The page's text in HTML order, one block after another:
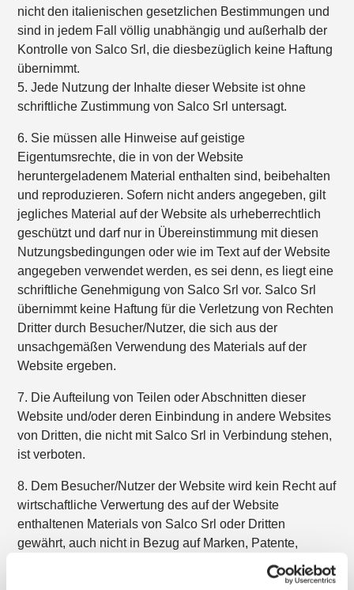
nicht den italienischen gesetzlichen Bestimmungen und
sind in jedem Fall völlig unabhängig und außerhalb der
Kontrolle von Salco Srl, die diesbezüglich keine Haftung
übernimmt.
5. Jede Nutzung der Inhalte dieser Website ist ohne
schriftliche Zustimmung von Salco Srl untersagt.
6. Sie müssen alle Hinweise auf geistige
Eigentumsrechte, die in von der Website
heruntergeladenem Material enthalten sind, beibehalten
und reproduzieren. Sofern nicht anders angegeben, gilt
jegliches Material auf der Website als urheberrechtlich
geschützt und darf nur in Übereinstimmung mit diesen
Nutzungsbedingungen oder wie im Text auf der Website
angegeben verwendet werden, es sei denn, es liegt eine
schriftliche Genehmigung von Salco Srl vor. Salco Srl
übernimmt keine Haftung für die Verletzung von Rechten
Dritter durch Besucher/Nutzer, die sich aus der
unsachgemäßen Verwendung des Materials auf der
Website ergeben.
7. Die Aufteilung von Teilen oder Abschnitten dieser
Website und/oder deren Einbindung in andere Websites
von Dritten, die nicht mit Salco Srl in Verbindung stehen,
ist verboten.
8. Dem Besucher/Nutzer der Website wird kein Recht auf
wirtschaftliche Verwertung des auf der Website
enthaltenen Materials von Salco Srl oder Dritten
gewährt, auch nicht in Bezug auf Marken, Patente,
Technologien, Produkte, Verfahren oder andere geistige
Eigentumsrechte von Salco Srl oder Dritten, auf die auf